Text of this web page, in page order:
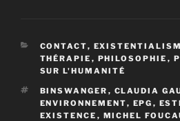
CATÉGORIES
CONTACT,
THÉRAPIE , PHILOSOPHIE ,
SUR L'HUMANITÉ
ÉTIQUETTES
BINSWANGER , CLAUDIA
ENVIRONNEMENT, EPG ,
EXISTENCE , MICHEL